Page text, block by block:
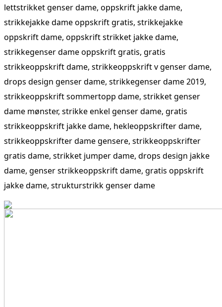
lettstrikket genser dame, oppskrift jakke dame,
strikkejakke dame oppskrift gratis, strikkejakke
oppskrift dame, oppskrift strikket jakke dame,
strikkegenser dame oppskrift gratis, gratis
strikkeoppskrift dame, strikkeoppskrift v genser dame,
drops design genser dame, strikkegenser dame 2019,
strikkeoppskrift sommertopp dame, strikket genser
dame mønster, strikke enkel genser dame, gratis
strikkeoppskrift jakke dame, hekleoppskrifter dame,
strikkeoppskrifter dame gensere, strikkeoppskrifter
gratis dame, strikket jumper dame, drops design jakke
dame, genser strikkeoppskrift dame, gratis oppskrift
jakke dame, strukturstrikk genser dame